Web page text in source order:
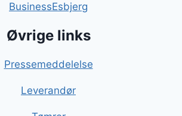
BusinessEsbjerg
Øvrige links
Pressemeddelelse
Leverandør